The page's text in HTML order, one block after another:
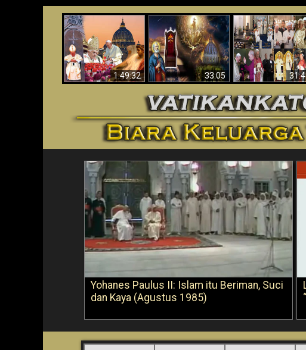
1:49:32
Wahyu di Vatikan
Sekarang
33:05
Apakah Alkitab
Memprediksikan 70
Tahun Tanpa
Seorang Paus?
Vatikan II Adalah
Agama Baru
Yohanes Paulus II: Islam itu Beriman, Suci
dan Kaya (Agustus 1985)